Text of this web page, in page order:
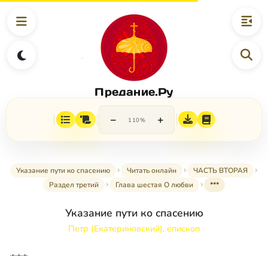
Предание.Ру
− 110% +
Указание пути ко спасению Читать онлайн
ЧАСТЬ ВТОРАЯ
Раздел третий
Глава шестая О любви ***
Указание пути ко спасению
Петр (Екатериновский), епископ